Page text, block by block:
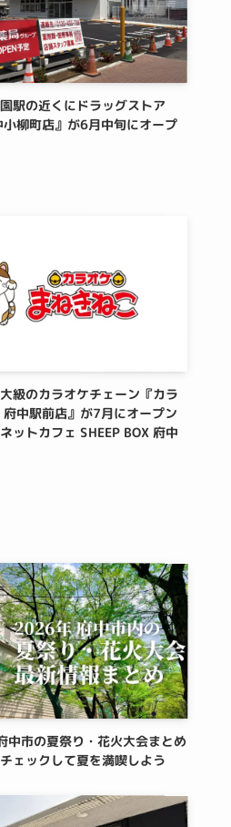
駅の近くにドラッグストア
小柳町店』が6月中旬にオープ
級のカラオケチェーン『カラ
中駅前店』が7月にオープン
ットカフェ SHEEP BOX 府中
中市の夏祭り・花火大会まとめ
ェックして夏を満喫しよう